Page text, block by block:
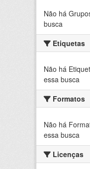
Não há
busca
Etiquetas
Não há
essa busca
Formatos
Não há
essa busca
Licenças